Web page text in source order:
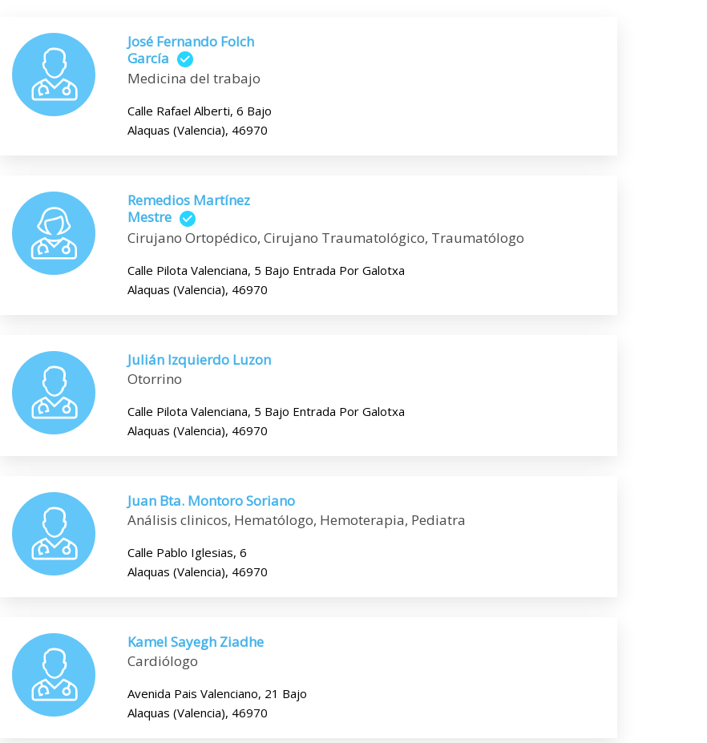
José Fernando Folch
García
Medicina del trabajo
Calle Rafael Alberti, 6 Bajo
Alaquas (Valencia), 46970
Remedios Martínez
Mestre
Cirujano Ortopédico, Cirujano Traumatológico, Traumatólogo
Calle Pilota Valenciana, 5 Bajo Entrada Por Galotxa
Alaquas (Valencia), 46970
Julián Izquierdo Luzon
Otorrino
Calle Pilota Valenciana, 5 Bajo Entrada Por Galotxa
Alaquas (Valencia), 46970
Juan Bta. Montoro Soriano
Análisis clinicos, Hematólogo, Hemoterapia, Pediatra
Calle Pablo Iglesias, 6
Alaquas (Valencia), 46970
Kamel Sayegh Ziadhe
Cardiólogo
Avenida Pais Valenciano, 21 Bajo
Alaquas (Valencia), 46970